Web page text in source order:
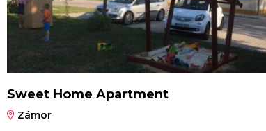
Sweet Home Apartment
Zámor